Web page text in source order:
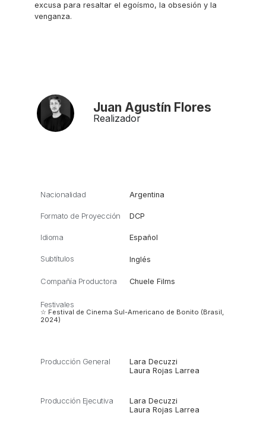
excusa para resaltar el egoísmo, la obsesión y la
venganza.
Juan Agustín Flores
Realizador
Nacionalidad Argentina
Formato de Proyección DCP
Idioma Español
Subtítulos Inglés
Compañía Productora Chuele Films
Festivales
☆ Festival de Cinema Sul-Americano de Bonito (Brasil,
2024)
Producción General
Lara Decuzzi
Laura Rojas Larrea
Producción Ejecutiva
Lara Decuzzi
Laura Rojas Larrea